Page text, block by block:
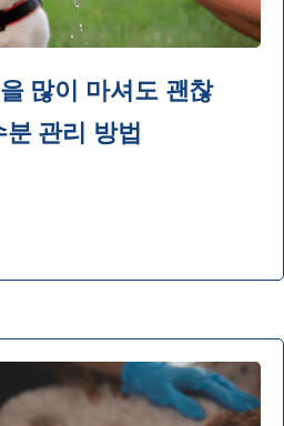
많이 마셔도 괜찮
관리 방법